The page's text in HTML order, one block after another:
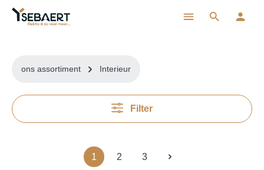
ons assortiment Interieur
Filter
1 2 3